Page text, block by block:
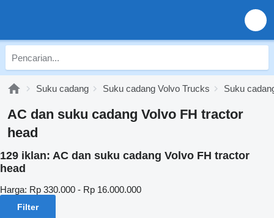
Suku cadang Suku cadang Volvo Trucks Suku
AC dan suku cadang Volvo FH tractor
head
129 iklan: AC dan suku cadang Volvo FH tractor
head
Harga: Rp 330.000 - Rp 16.000.000
Filter